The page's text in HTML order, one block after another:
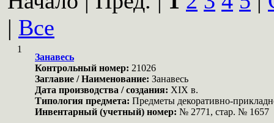
| Все
1
Занавесь
Контрольный номер: 21026
Заглавие / Наименование: Занавесь
Дата производства / создания: XIX в.
Типология предмета: Предметы декоративно-
Инвентарный (учетный) номер: № 2771, стар. № 1657